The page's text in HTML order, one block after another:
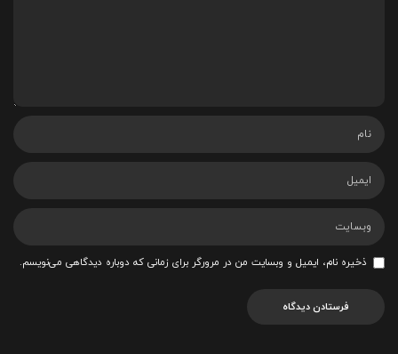
ذخیره نام، ایمیل و وبسایت من در مرورگر برای زمانی که دوباره دیدگاهی می‌نویسم.